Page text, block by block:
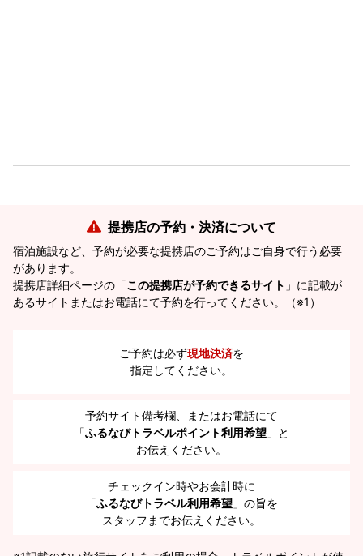
提携店の予約・決済について
宿泊施設など、予約が必要な提携店のご予約はご自身で行う必要
があります。
提携店詳細ページの「この提携店が予約できるサイト 」に記載が
あるサイトまたはお電話にて予約を行ってください。（※1）
ご予約は必ず現地決済を
指定してください。
予約サイト備考欄、またはお電話にて
「ふるなびトラベルポイント利用希望 」と
お伝えください。
チェックイン時やお会計時に
「ふるなびトラベル利用希望 」の旨を
スタッフまでお伝えください。